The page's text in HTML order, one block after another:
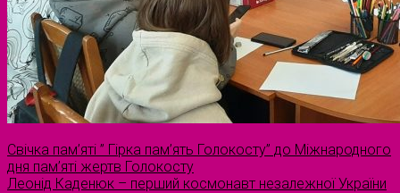
Свічка пам’яті ” Гірка пам’ять Голокосту” до Міжнародного
дня пам’яті жертв Голокосту
Леонід Каденюк – перший космонавт незалежної України